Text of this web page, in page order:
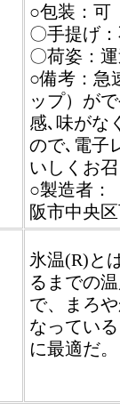
○包装：可
〇手提げ
〇荷姿：
○備考：急
ップ）が
感､味がな
ので､電子
いしくお
○製造者：
阪市中央
氷温(R)と
るまでの
で、まろ
なってい
に最適だ。